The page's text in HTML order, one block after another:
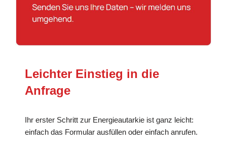
Leichter Einstieg in die
Anfrage
Ihr erster Schritt zur Energieautarkie ist ganz leicht:
einfach das Formular ausfüllen oder einfach anrufen.